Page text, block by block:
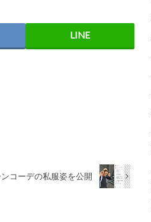
コーデの私服姿を公開